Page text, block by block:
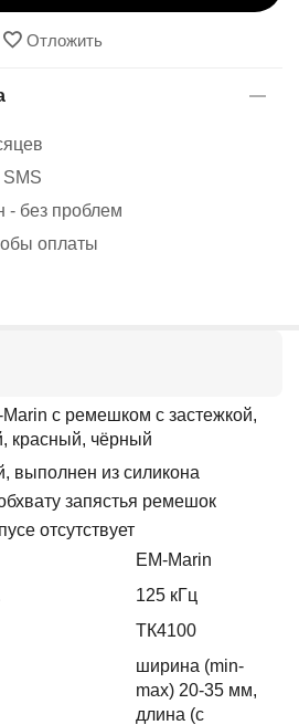
Отложить
- без проблем
оплаты
с ремешком с застежкой,
красный, чёрный
выполнен из силикона
запястья ремешок
отсутствует
EM-Marin
125 кГц
ТК4100
ширина (min-
max) 20-35 мм,
длина (с